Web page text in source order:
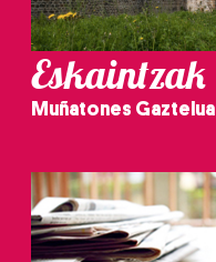
Eskaintzak
Muñatones Gaztelua